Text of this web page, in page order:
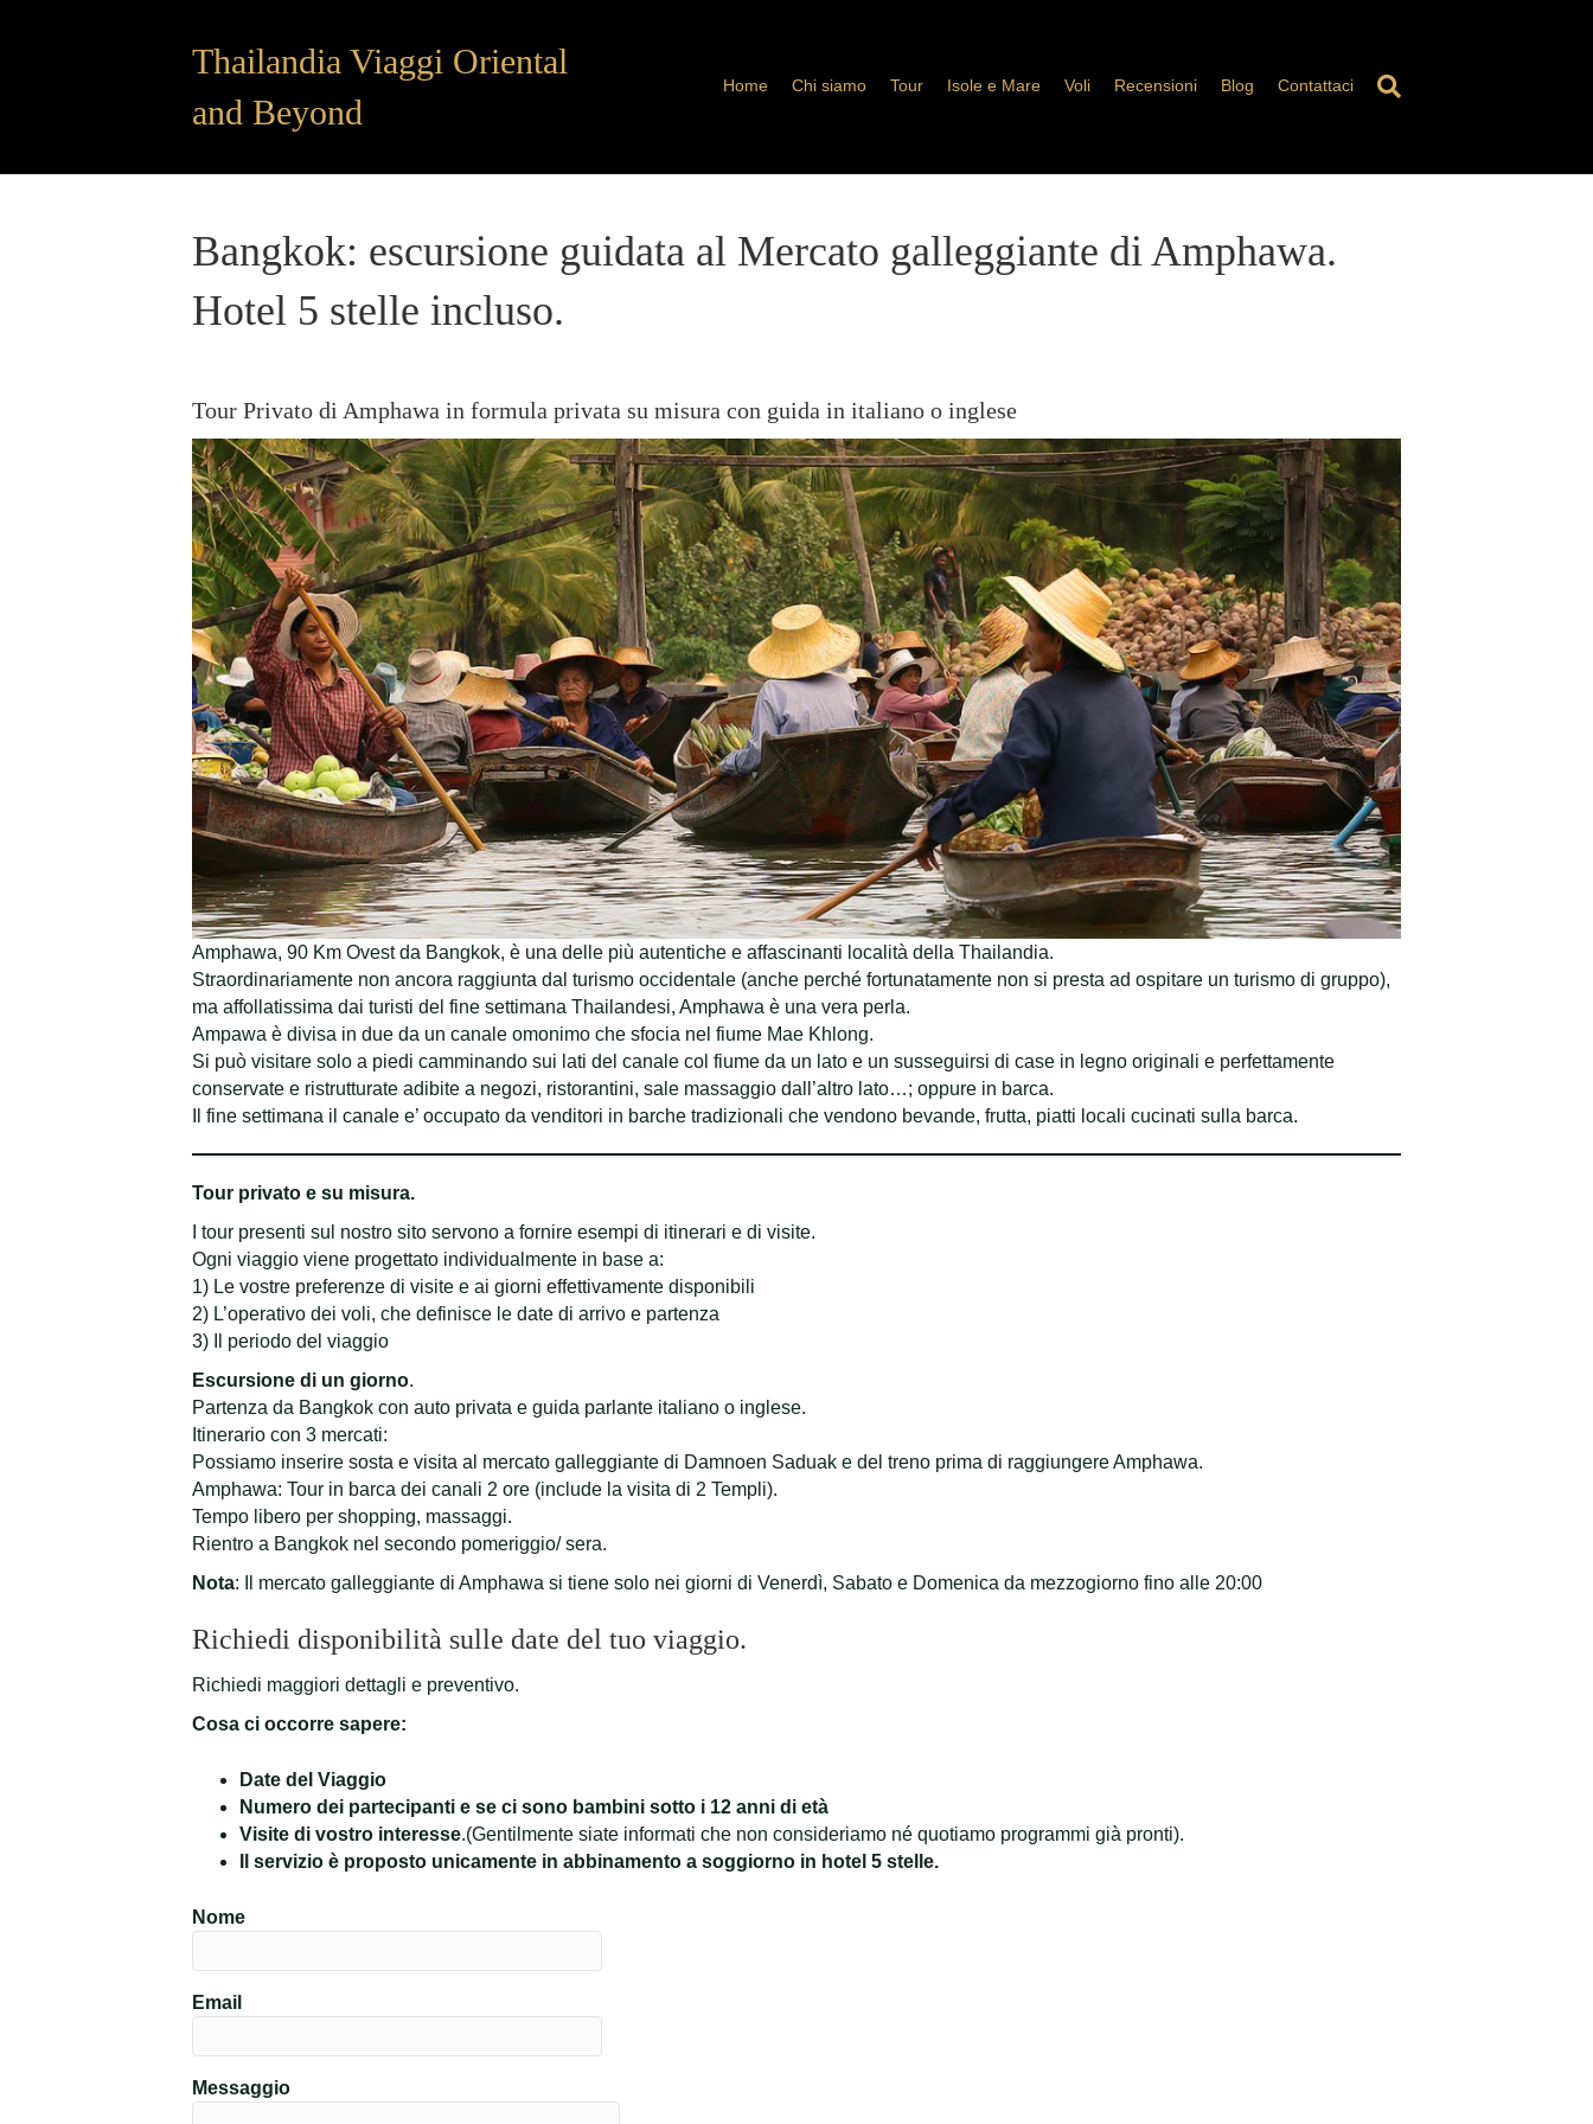
Thailandia Viaggi Oriental
and Beyond
Home Chi siamo Tour Isole e Mare Voli Recensioni Blog Contattaci
Bangkok: escursione guidata al Mercato galleggiante di Amphawa.
Hotel 5 stelle incluso.
Tour Privato di Amphawa in formula privata su misura con guida in italiano o inglese
Amphawa, 90 Km Ovest da Bangkok, è una delle più autentiche e affascinanti località della Thailandia.
Straordinariamente non ancora raggiunta dal turismo occidentale (anche perché fortunatamente non si presta ad ospitare un turismo di gruppo),
ma affollatissima dai turisti del fine settimana Thailandesi, Amphawa è una vera perla.
Ampawa è divisa in due da un canale omonimo che sfocia nel fiume Mae Khlong.
Si può visitare solo a piedi camminando sui lati del canale col fiume da un lato e un susseguirsi di case in legno originali e perfettamente
conservate e ristrutturate adibite a negozi, ristorantini, sale massaggio dall’altro lato…; oppure in barca.
Il fine settimana il canale e’ occupato da venditori in barche tradizionali che vendono bevande, frutta, piatti locali cucinati sulla barca.
Tour privato e su misura.
I tour presenti sul nostro sito servono a fornire esempi di itinerari e di visite.
Ogni viaggio viene progettato individualmente in base a:
1) Le vostre preferenze di visite e ai giorni effettivamente disponibili
2) L’operativo dei voli, che definisce le date di arrivo e partenza
3) Il periodo del viaggio
Escursione di un giorno.
Partenza da Bangkok con auto privata e guida parlante italiano o inglese.
Itinerario con 3 mercati:
Possiamo inserire sosta e visita al mercato galleggiante di Damnoen Saduak e del treno prima di raggiungere Amphawa.
Amphawa: Tour in barca dei canali 2 ore (include la visita di 2 Templi).
Tempo libero per shopping, massaggi.
Rientro a Bangkok nel secondo pomeriggio/ sera.
Nota: Il mercato galleggiante di Amphawa si tiene solo nei giorni di Venerdì, Sabato e Domenica da mezzogiorno fino alle 20:00
Richiedi disponibilità sulle date del tuo viaggio.
Richiedi maggiori dettagli e preventivo.
Cosa ci occorre sapere:
Date del Viaggio
Numero dei partecipanti e se ci sono bambini sotto i 12 anni di età
Visite di vostro interesse.(Gentilmente siate informati che non consideriamo né quotiamo programmi già pronti).
Il servizio è proposto unicamente in abbinamento a soggiorno in hotel 5 stelle.
Nome
Email
Messaggio